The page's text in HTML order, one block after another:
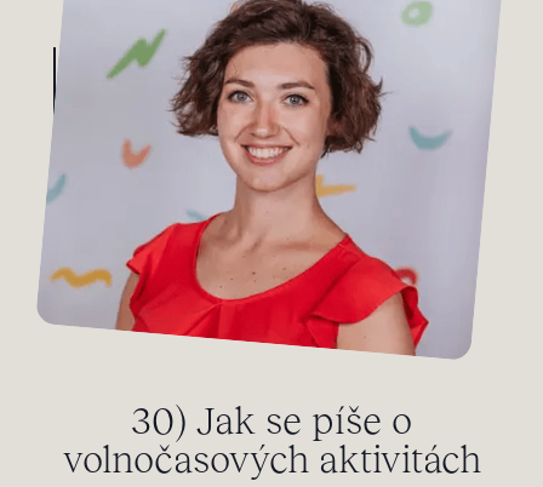
30) Jak se píše o
volnočasových aktivitách